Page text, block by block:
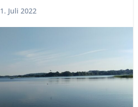
1. Juli 2022